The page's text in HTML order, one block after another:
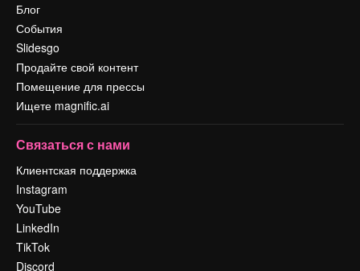
Блог
События
Slidesgo
Продайте свой контент
Помещение для прессы
Ищете magnific.ai
Связаться с нами
Клиентская поддержка
Instagram
YouTube
LinkedIn
TikTok
Discord